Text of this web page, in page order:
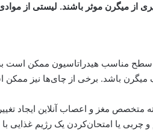
از میگرن موثر باشند. لیستی از
مناسب هیدراتاسیون ممکن است به
باشد. برخی از چای‌ها نیز ممکن
متخصص مغز و اعصاب آنلاین ایجاد
چربی یا امتحان‌کردن یک رژیم غذایی با